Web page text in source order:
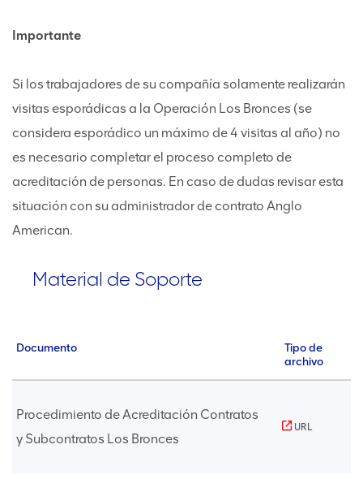
Importante
Si los trabajadores de su compañía solamente realizarán
visitas esporádicas a la Operación Los Bronces (se
considera esporádico un máximo de 4 visitas al año) no
es necesario completar el proceso completo de
acreditación de personas. En caso de dudas revisar esta
situación con su administrador de contrato Anglo
American.
Material de Soporte
Documento
Tipo de
archivo
Procedimiento de Acreditación Contratos
y Subcontratos Los Bronces
URL